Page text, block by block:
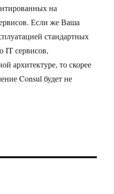
на
Если же Ваша
стандартных
IT сервисов,
архитектуре, то скорее
Consul будет не